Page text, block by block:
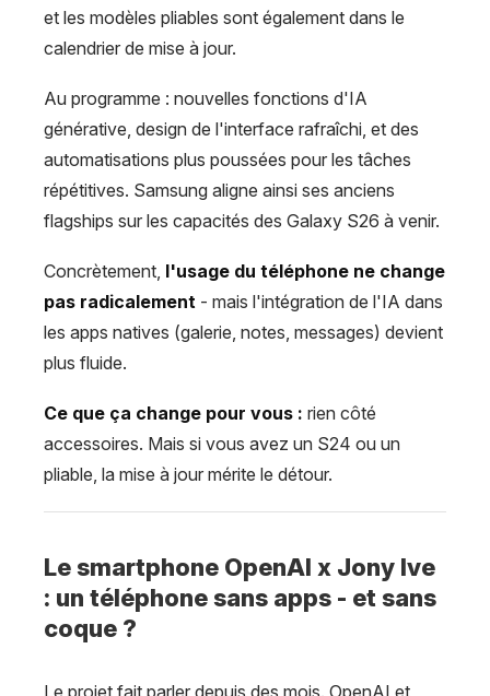
et les modèles pliables sont également dans le
calendrier de mise à jour.
Au programme : nouvelles fonctions d'IA
générative, design de l'interface rafraîchi, et des
automatisations plus poussées pour les tâches
répétitives. Samsung aligne ainsi ses anciens
flagships sur les capacités des Galaxy S26 à venir.
Concrètement, l'usage du téléphone ne change
pas radicalement - mais l'intégration de l'IA dans
les apps natives (galerie, notes, messages) devient
plus fluide.
Ce que ça change pour vous : rien côté
accessoires. Mais si vous avez un S24 ou un
pliable, la mise à jour mérite le détour.
Le smartphone OpenAI x Jony Ive
: un téléphone sans apps - et sans
coque ?
Le projet fait parler depuis des mois. OpenAI et